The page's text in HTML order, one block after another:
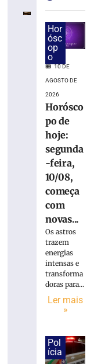
Laguna
deixam
pessoas
mortas
rodovias
estaduais
Mulher
morre
duas
ficam
feridas
barranco
Hor
ósc
op
o
10 DE
AGOSTO DE
2026
Horósco
po de
hoje:
segunda
-feira,
10/08,
começa
com
novas...
Os astros
trazem
energias
intensas e
transforma
doras para...
Ler mais
»
Pol
ícia